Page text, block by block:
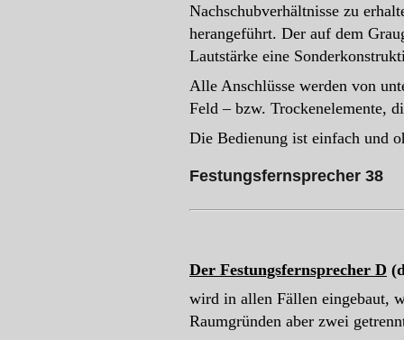
Nachschubverhältnisse zu
herangeführt. Der auf dem
Lautstärke eine
Alle Anschlüsse werden von
Feld – bzw. Trockenelemente,
Die Bedienung ist einfach und
Festungsfernsprecher 38
Der Festungsfernsprecher D
wird in allen Fällen eingebaut,
Raumgründen aber zwei